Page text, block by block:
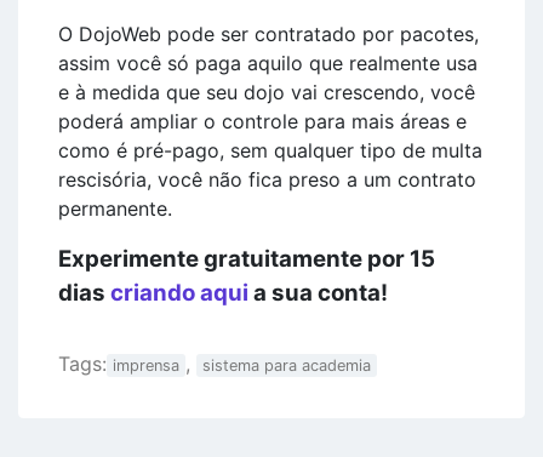
O DojoWeb pode ser contratado por pacotes,
assim você só paga aquilo que realmente usa
e à medida que seu dojo vai crescendo, você
poderá ampliar o controle para mais áreas e
como é pré-pago, sem qualquer tipo de multa
rescisória, você não fica preso a um contrato
permanente.
Experimente gratuitamente por 15
dias criando aqui a sua conta!
Tags: imprensa , sistema para academia